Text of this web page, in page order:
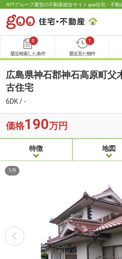
NTTグループ運営の不動産総合サイト goo住宅・不動
0
最近検索した条件
1
最近見た物件
広島県神石郡神石高原町父
古住宅
6DK / -
価格190万円
特徴 地図
1 /9